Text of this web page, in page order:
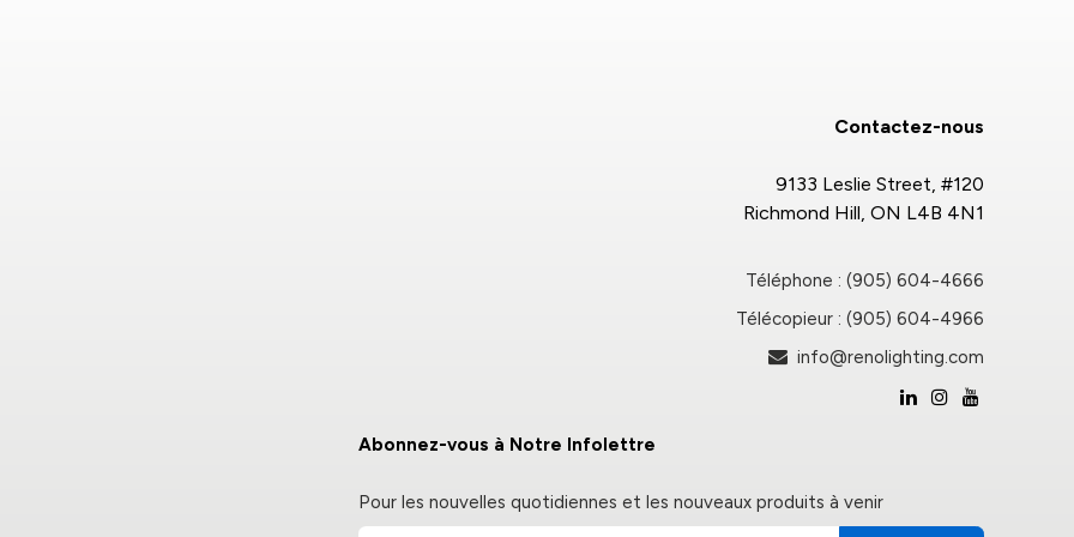
Abonnez-vous à Notre Infolettre
Pour les nouvelles quotidiennes et les nouveaux produits à venir
Contactez-nous
9133 Leslie Street, #120
Richmond Hill, ON L4B 4N1
Téléphone : (905) 604-4666
Télécopieur : (905) 604-4966
info@renolighting.com